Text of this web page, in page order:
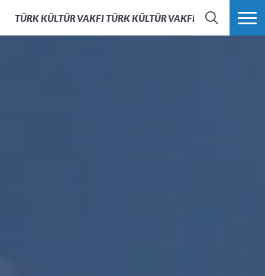
TÜRK KÜLTÜR VAKFITÜRK KÜLTÜR VAKFI - AFS TÜRKIYE
ARAMA FAZLASI